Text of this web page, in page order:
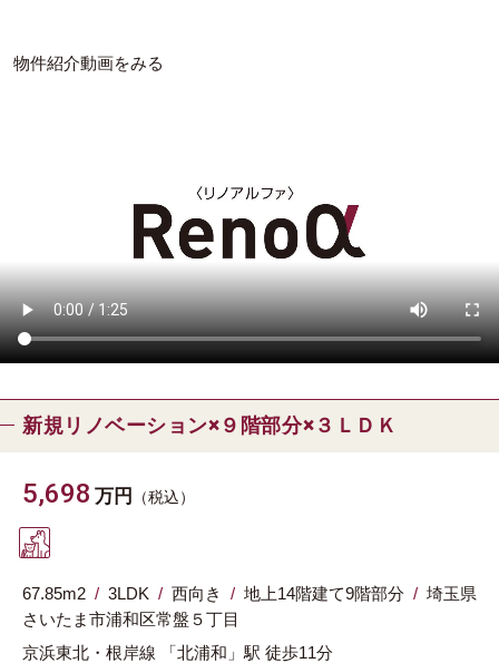
物件紹介動画をみる
新規リノベーション×９階部分×３ＬＤＫ
5,698 万円 （税込）
67.85m2 3LDK 西向き 地上14階建て9階部分
埼玉県
さいたま市浦和区常盤５丁目
京浜東北・根岸線
「北浦和」駅 徒歩11分